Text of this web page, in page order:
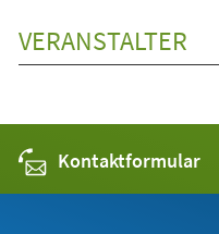
VERANSTALTER
Kontaktformular